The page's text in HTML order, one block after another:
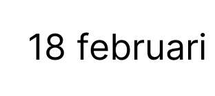
18 februari